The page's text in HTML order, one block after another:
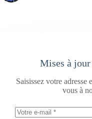
Mises à
Saisissez votre adresse
vous à